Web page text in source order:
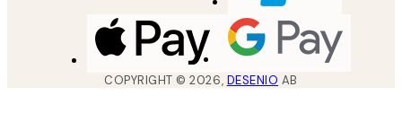
COPYRIGHT ©2026, DESENIO AB